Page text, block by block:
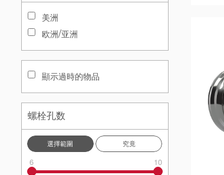
美洲
欧洲/亚洲
顯示過時的物品
螺栓孔数
選擇範圍 究竟
6
10